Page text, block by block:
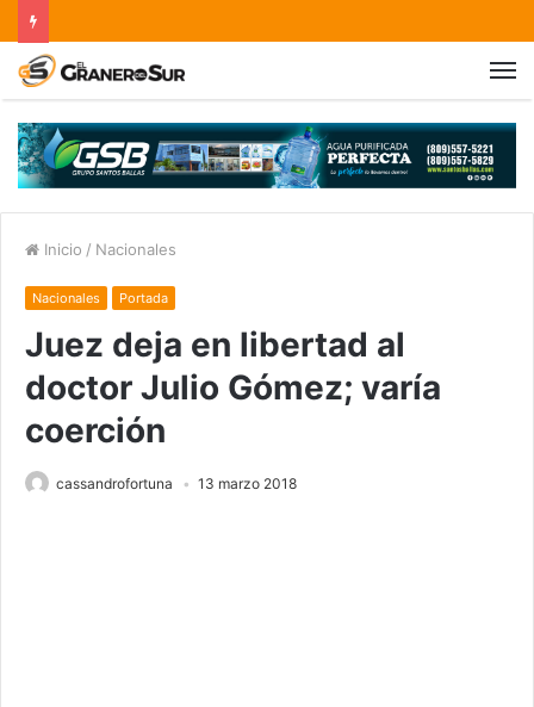
Inicio / Nacionales
Nacionales Portada
Juez deja en libertad al
doctor Julio Gómez; varía
coerción
cassandrofortuna 13 marzo 2018